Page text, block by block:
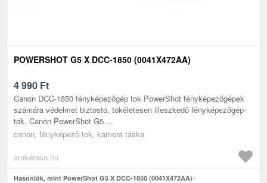
POWERSHOT G5 X DCC-1850 (0041X472AA)
4 990 Ft
Canon DCC-1850 fényképezőgép tok PowerShot fényképezőgépek
számára védelmet biztostó, tökéletesen illeszkedő fényképezőgép-
tok. Canon PowerShot G5 ...
canon, fényképező tok, kamera táska
arukereso.hu
Hasonlók, mint PowerShot G5 X DCC-1850 (0041X472AA)